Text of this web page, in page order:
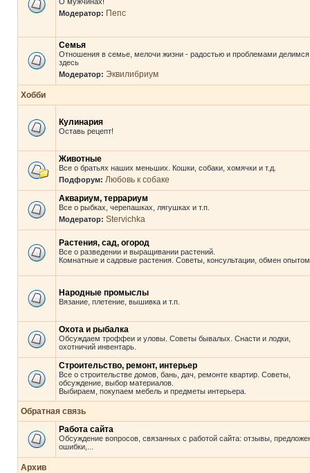
Модератор: Пепс
Семья
Отношения в семье, мелочи жизни - радостью и проблемами делимся
здесь
Модератор: Эквилибриум
Хобби
Кулинария
Оставь рецепт!
Животные
Все о братьях наших меньших. Кошки, собаки, хомячки и т.д.
Подфорум: Любовь к собаке
Аквариум, террариум
Все о рыбках, черепашках, лягушках и т.п.
Модератор: Stervichka
Растения, сад, огород
Все о разведении и выращивании растений.
Комнатные и садовые растения. Советы, консультации, обмен
Народные промыслы
Вязание, плетение, вышивка и т.п.
Охота и рыбалка
Обсуждаем троффеи и уловы. Советы бывалых. Снасти и лодки,
охотничий инвентарь.
Строительство, ремонт, интерьер
Все о строительстве домов, бань, дач, ремонте квартир. Советы,
обсуждение, выбор материалов.
Выбираем, покупаем мебель и предметы интерьера.
Обратная связь
Работа сайта
Обсуждение вопросов, связанных с работой сайта: отзывы,
ошибки,...
Архив